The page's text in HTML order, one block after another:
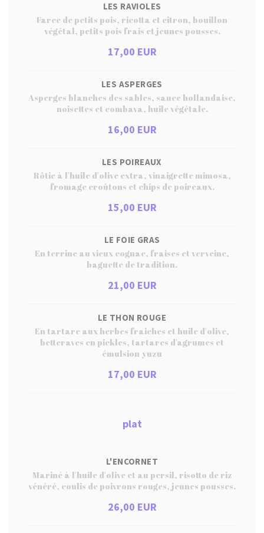
LES RAVIOLES
Farce de petits pois, ricotta et citron, bouillon
végétal, petits pois frais et jeunes pousses.
17,00 EUR
LES ASPERGES
Asperges blanches des sables, sauce hollandaise,
noisettes et combava, huile végétale.
16,00 EUR
LES POIREAUX
Rôtie à l'huile d'olive extra, vinaigrette mimosa,
fromage croûtons et chips de poireaux.
15,00 EUR
LE FOIE GRAS
En terrine au vieux cognac, fraises et verveine,
baguette de tradition.
21,00 EUR
LE THON ROUGE
En tartare aux herbes fraiches et huile d'olive,
betteraves en pickles, tartares d'agrumes et
émulsion yuzu
17,00 EUR
plat
L'ENCORNET
Mariné à l'huile d'olive et au persil, risotto de riz
vénéré, coulis de poivrons rouges, jeunes pousses.
26,00 EUR